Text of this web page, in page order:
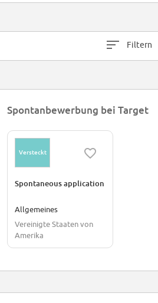
Filtern
Spontanbewerbung bei Target
Versteckt
Spontaneous application
Allgemeines
Vereinigte Staaten von
Amerika